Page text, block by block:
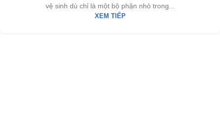
vệ sinh dù chỉ là một bộ phận nhỏ trong...
XEM TIẾP